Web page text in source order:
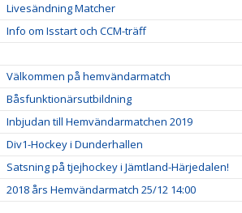
Livesändning Matcher
Info om Isstart och CCM-träff
Välkommen på hemvändarmatch
Båsfunktionärsutbildning
Inbjudan till Hemvändarmatchen 2019
Div1-Hockey i Dunderhallen
Satsning på tjejhockey i Jämtland-Härjedalen!
2018 års Hemvändarmatch 25/12 14:00